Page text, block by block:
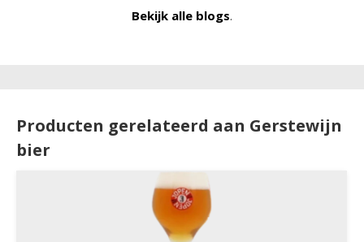
Bekijk alle blogs.
Producten gerelateerd aan Gerstewijn
bier